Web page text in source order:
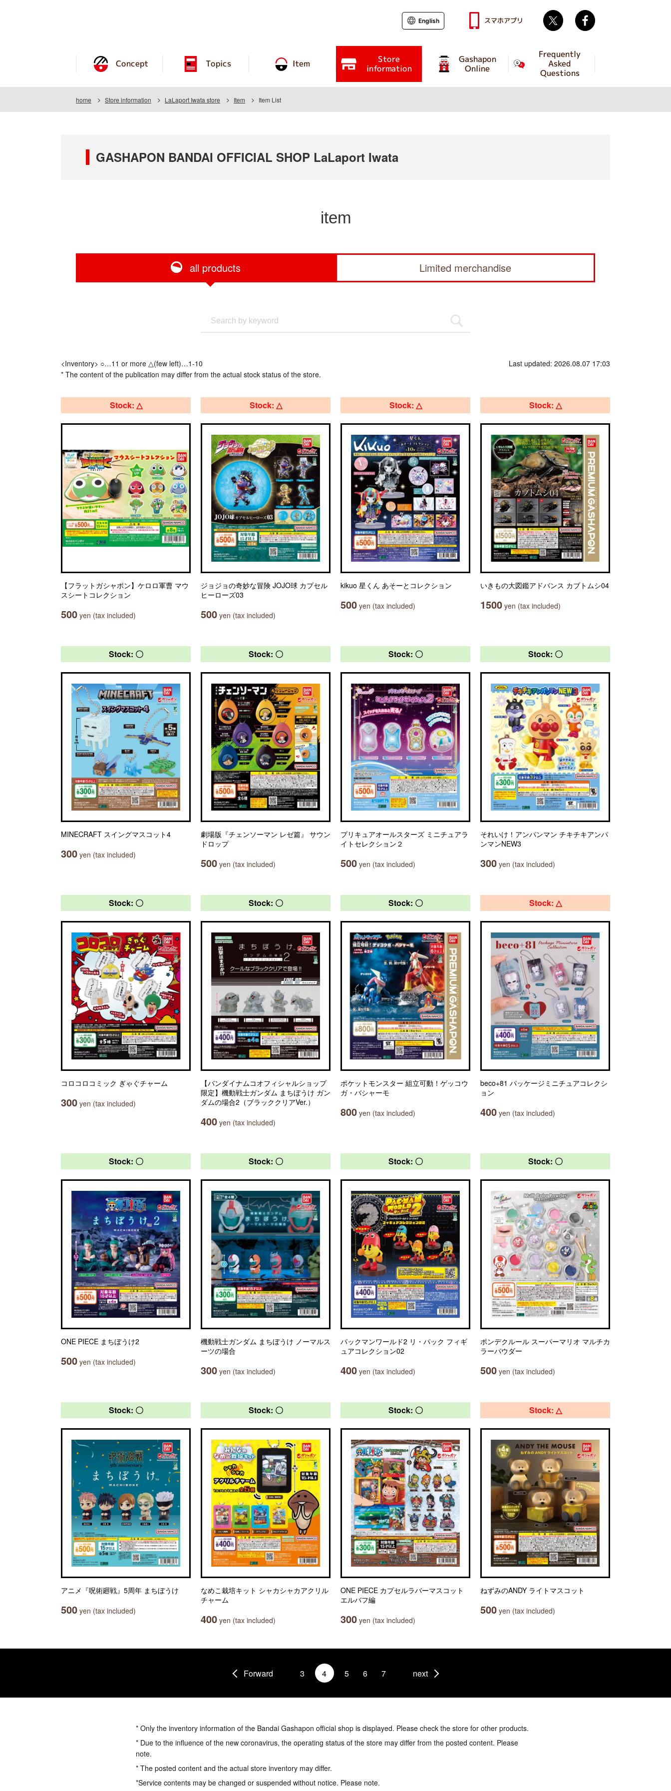
Concept Topics Item Store
information
Gashapon
Online
Frequently
Asked
Questions
English スマホアプリ Twitter
home Store information LaLaport Iwata store Item Item List
GASHAPON BANDAI OFFICIAL SHOP LaLaport Iwata
item
all products Limited merchandise
<Inventory> ○…11 or more △(few left)…1-10
* The content of the publication may differ from the actual stock status of the store.
Last updated: 2026.08.07 17:03
Stock: △
【フラットガシャポン】ケロロ軍曹 マウ
スシートコレクション
500 yen (tax included)
Stock: △
ジョジョの奇妙な冒険 JOJO球 カプセル
ヒーローズ03
500 yen (tax included)
Stock: △
kikuo 星くん あそーとコレクション
500 yen (tax included)
Stock: △
いきもの大図鑑アドバンス カブトムシ04
1500 yen (tax included)
Stock: 〇
MINECRAFT スイングマスコット4
300 yen (tax included)
Stock: 〇
劇場版『チェンソーマン レゼ篇』 サウン
ドロップ
500 yen (tax included)
Stock: 〇
プリキュアオールスターズ ミニチュアラ
イトセレクション２
500 yen (tax included)
Stock: 〇
それいけ！アンパンマン チキチキアンパ
ンマンNEW3
300 yen (tax included)
Stock: 〇
コロコロコミック ぎゃぐチャーム
300 yen (tax included)
Stock: 〇
【バンダイナムコオフィシャルショップ
限定】機動戦士ガンダム まちぼうけ ガン
ダムの場合2（ブラッククリアVer.）
400 yen (tax included)
Stock: 〇
ポケットモンスター 組立可動！ゲッコウ
ガ・バシャーモ
800 yen (tax included)
Stock: △
beco+81 パッケージミニチュアコレクシ
ョン
400 yen (tax included)
Stock: 〇
ONE PIECE まちぼうけ2
500 yen (tax included)
Stock: 〇
機動戦士ガンダム まちぼうけ ノーマルス
ーツの場合
300 yen (tax included)
Stock: 〇
パックマンワールド2 リ・パック フィギ
ュアコレクション02
400 yen (tax included)
Stock: 〇
ポンデクルール スーパーマリオ マルチカ
ラーパウダー
500 yen (tax included)
Stock: 〇
アニメ『呪術廻戦』5周年 まちぼうけ
500 yen (tax included)
Stock: 〇
なめこ栽培キット シャカシャカアクリル
チャーム
400 yen (tax included)
Stock: 〇
ONE PIECE カプセルラバーマスコット
エルバフ編
300 yen (tax included)
Stock: △
ねずみのANDY ライトマスコット
500 yen (tax included)
Forward 3 4 5 6 7 next
* Only the inventory information of the Bandai Gashapon official shop is displayed. Please check the store for other products.
* Due to the influence of the new coronavirus, the operating status of the store may differ from the posted content. Please
note.
* The posted content and the actual store inventory may differ.
*Service contents may be changed or suspended without notice. Please note.